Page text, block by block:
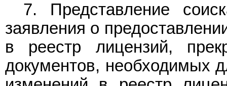
7. Представление
заявления о
в реестр лицензий,
документов, необходимых